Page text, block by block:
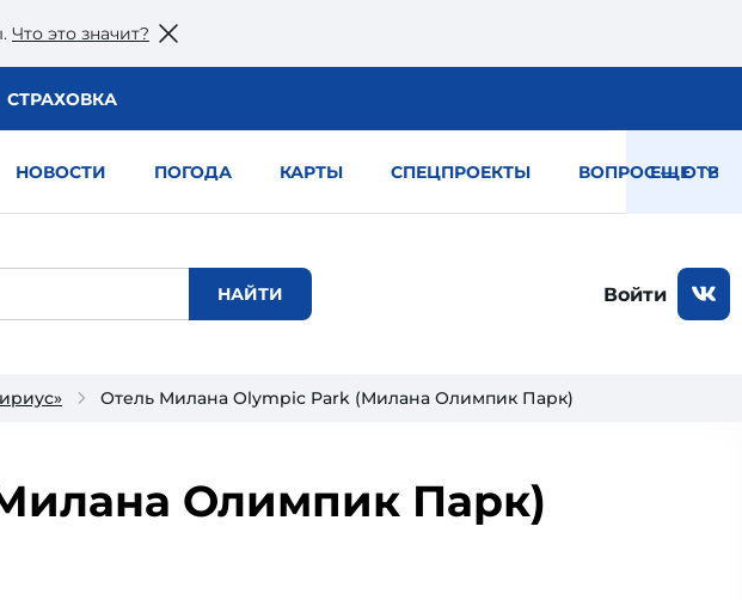
Что это значит?
СТРАХОВКА
НОВОСТИ ПОГОДА КАРТЫ СПЕЦПРОЕКТЫ ВОПРОС — ОТВЕТ
ЕЩЕ
Войти
Отель Милана Olympic Park (Милана Олимпик Парк)
Олимпик Парк)